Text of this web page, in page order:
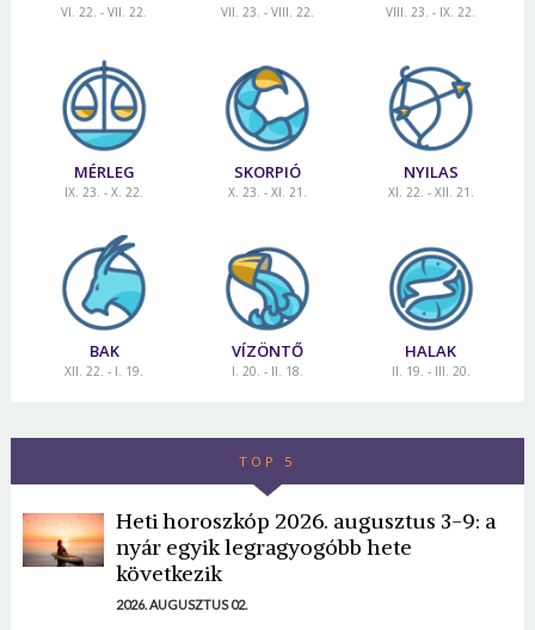
VI. 22. - VII. 22. VII. 23. - VIII. 22. VIII. 23. - IX. 22.
MÉRLEG
IX. 23. - X. 22.
SKORPIÓ
X. 23. - XI. 21.
NYILAS
XI. 22. - XII. 21.
BAK
XII. 22. - I. 19.
VÍZÖNTŐ
I. 20. - II. 18.
HALAK
II. 19. - III. 20.
TOP 5
Heti horoszkóp 2026. augusztus 3-9: a
nyár egyik legragyogóbb hete
következik
2026. AUGUSZTUS 02.